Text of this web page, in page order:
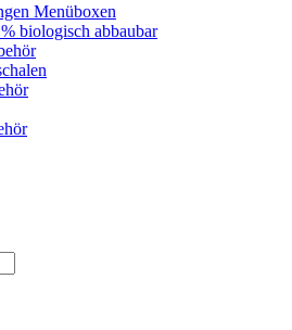
Menüboxen
biologisch abbaubar